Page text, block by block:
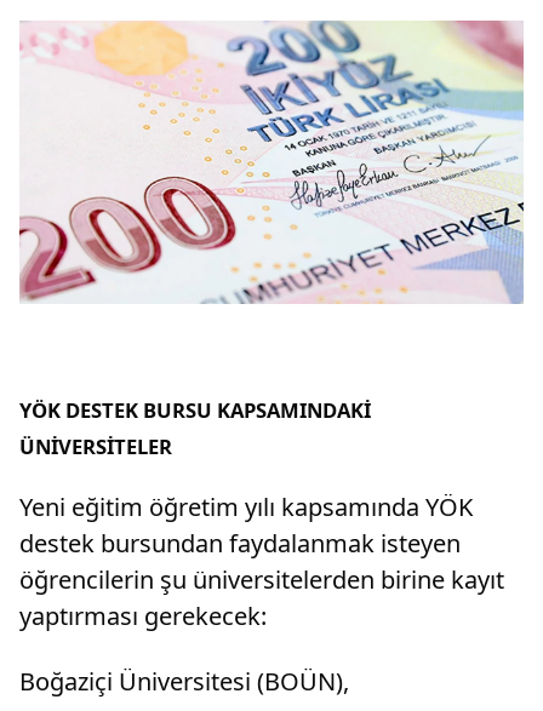
YÖK DESTEK BURSU KAPSAMINDAKİ
ÜNİVERSİTELER
Yeni eğitim öğretim yılı kapsamında YÖK
destek bursundan faydalanmak isteyen
öğrencilerin şu üniversitelerden birine kayıt
yaptırması gerekecek:
Boğaziçi Üniversitesi (BOÜN),